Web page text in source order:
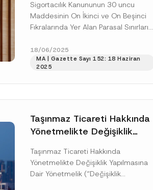
Yer Alan Parasal Sınırların
Artırılmasına İlişkin Tebliğde
Tebliğ Yayımlandı
Sigortacılık Kanununun 30 uncu
Maddesinin On İkinci ve On Beşinci
Fıkralarında Yer Alan Parasal Sınırların
Yapılmasına Dair Tebliğ (“Tebliğ”)...
[Devamını Oku]
18/06/2025
MA | Gazette Sayı 152: 18 Haziran
2025
Taşınmaz Ticareti Hakkında
Yönetmelikte Değişiklik
Yayımlandı
Taşınmaz Ticareti Hakkında
Yönetmelikte Değişiklik Yapılmasına
Dair Yönetmelik (“Değişiklik